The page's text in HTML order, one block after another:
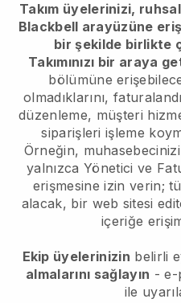
Takım üyelerinizi,
Blackbell arayüzüne
bir şekilde birlikte
Takımınızı bir araya
bölümüne
olmadıklarını,
düzenleme, müşteri
siparişleri işleme
Örneğin,
yalnızca Yönetici ve
erişmesine izin verin;
alacak, bir web sitesi
içeriğe
Ekip üyelerinizin belirli
almalarını sağlayın - e-
ile